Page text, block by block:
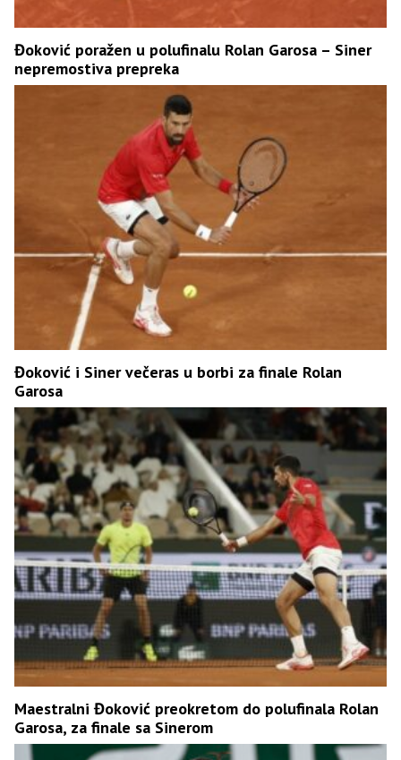
Đoković poražen u polufinalu Rolan Garosa – Siner
nepremostiva prepreka
Đoković i Siner večeras u borbi za finale Rolan
Garosa
Maestralni Đoković preokretom do polufinala Rolan
Garosa, za finale sa Sinerom